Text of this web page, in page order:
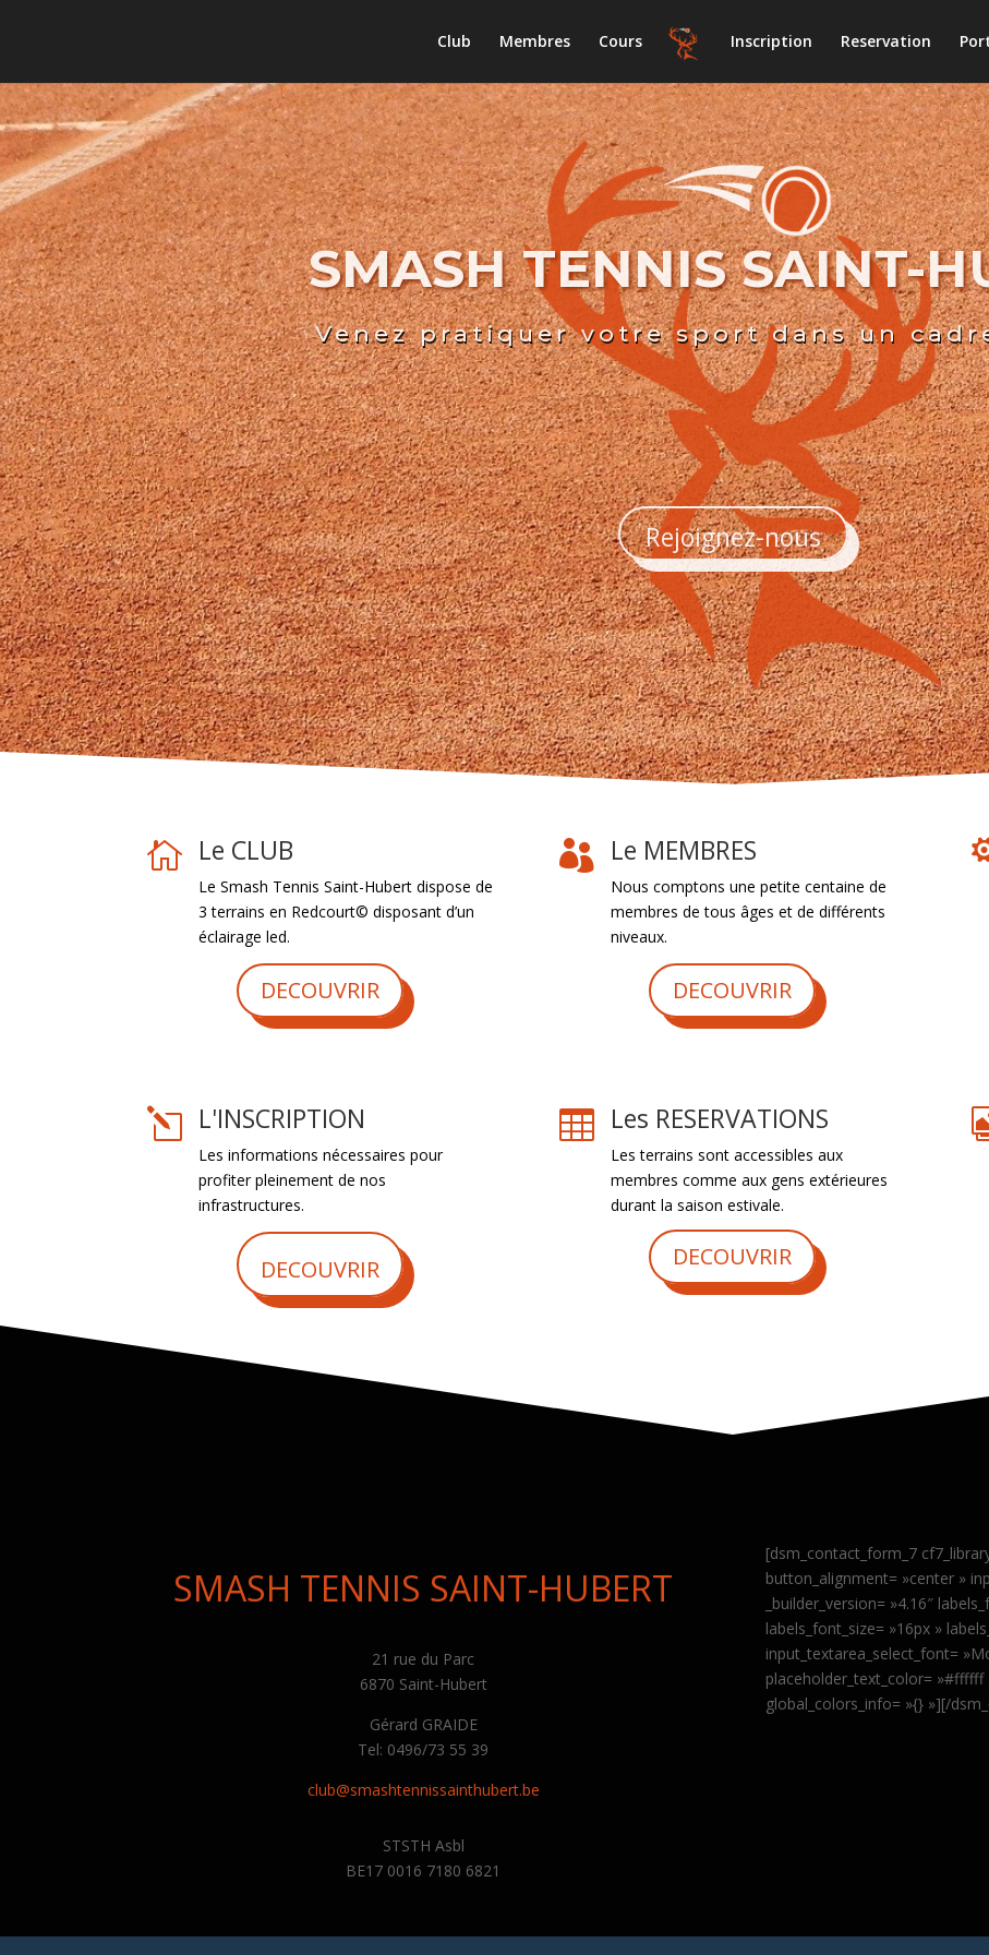
Club Membres Cours Inscription Reservation
SMASH TENNIS SAINT-
Venez pratiquer votre sport dans un
Rejoignez-nous
 Le CLUB
Le Smash Tennis Saint-Hubert dispose de
3 terrains en Redcourt© disposant d’un
éclairage led.
DECOUVRIR
 Le MEMBRES
Nous comptons une petite centaine de
membres de tous âges et de différents
niveaux.
DECOUVRIR
l L'INSCRIPTION
Les informations nécessaires pour
profiter pleinement de nos
infrastructures.
DECOUVRIR
 Les RESERVATIONS
Les terrains sont accessibles aux
membres comme aux gens extérieures
durant la saison estivale.
DECOUVRIR
SMASH TENNIS SAINT-HUBERT
21 rue du Parc
6870 Saint-Hubert
Gérard GRAIDE
Tel: 0496/73 55 39
club@smashtennissainthubert.be
STSTH Asbl
BE17 0016 7180 6821
[dsm_contact_form_7
button_alignment= »center »
_builder_version= »4.16″
labels_font_size= »16px »
input_textarea_select_font=
placeholder_text_color= »#ffffff
global_colors_info= »{} »][/